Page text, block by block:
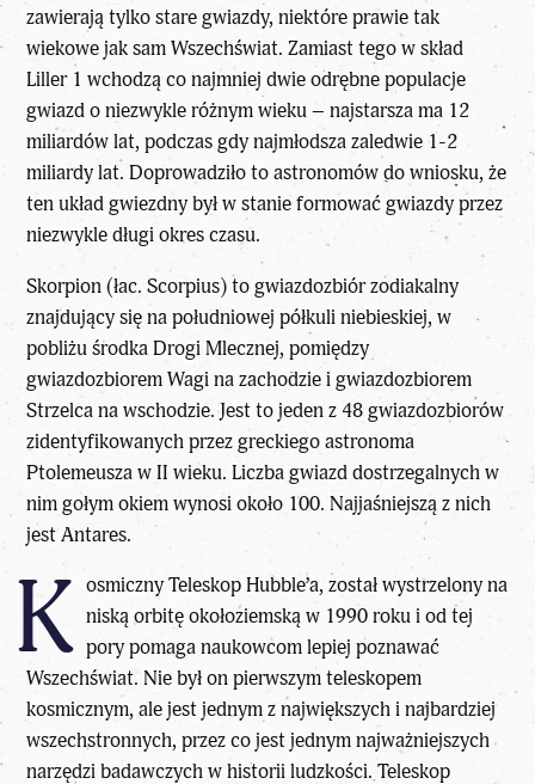
zawierają tylko stare gwiazdy, niektóre prawie tak
wiekowe jak sam Wszechświat. Zamiast tego w skład
Liller 1 wchodzą co najmniej dwie odrębne populacje
gwiazd o niezwykle różnym wieku – najstarsza ma 12
miliardów lat, podczas gdy najmłodsza zaledwie 1-2
miliardy lat. Doprowadziło to astronomów do wniosku, że
ten układ gwiezdny był w stanie formować gwiazdy przez
niezwykle długi okres czasu.
Skorpion (łac. Scorpius) to gwiazdozbiór zodiakalny
znajdujący się na południowej półkuli niebieskiej, w
pobliżu środka Drogi Mlecznej, pomiędzy
gwiazdozbiorem Wagi na zachodzie i gwiazdozbiorem
Strzelca na wschodzie. Jest to jeden z 48 gwiazdozbiorów
zidentyfikowanych przez greckiego astronoma
Ptolemeusza w II wieku. Liczba gwiazd dostrzegalnych w
nim gołym okiem wynosi około 100. Najjaśniejszą z nich
jest Antares.
K osmiczny Teleskop Hubble’a, został wystrzelony na
niską orbitę okołoziemską w 1990 roku i od tej
pory pomaga naukowcom lepiej poznawać
Wszechświat. Nie był on pierwszym teleskopem
kosmicznym, ale jest jednym z największych i najbardziej
wszechstronnych, przez co jest jednym najważniejszych
narzędzi badawczych w historii ludzkości. Teleskop